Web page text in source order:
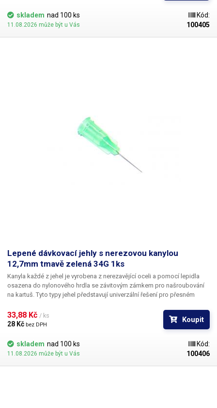
skladem nad 100 ks
11.08.2026 může být u Vás
Kód:
100405
Lepené dávkovací jehly s nerezovou kanylou
12,7mm tmavě zelená 34G 1ks
Kanyla každé z jehel je vyrobena z nerezavějící oceli a pomocí lepidla
osazena do nylonového hrdla se závitovým zámkem pro našroubování
na kartuš. Tyto typy jehel představují univerzální řešení pro přesném
silikony, epoxidy, lepidla... Každá z jehel je vybavena dvojitým závitem a
zámkovým systémem ke spolehlivému a rychlému uchycení
33,88 Kč / ks
28 Kč bez DPH
Koupit
skladem nad 100 ks
11.08.2026 může být u Vás
Kód:
100406